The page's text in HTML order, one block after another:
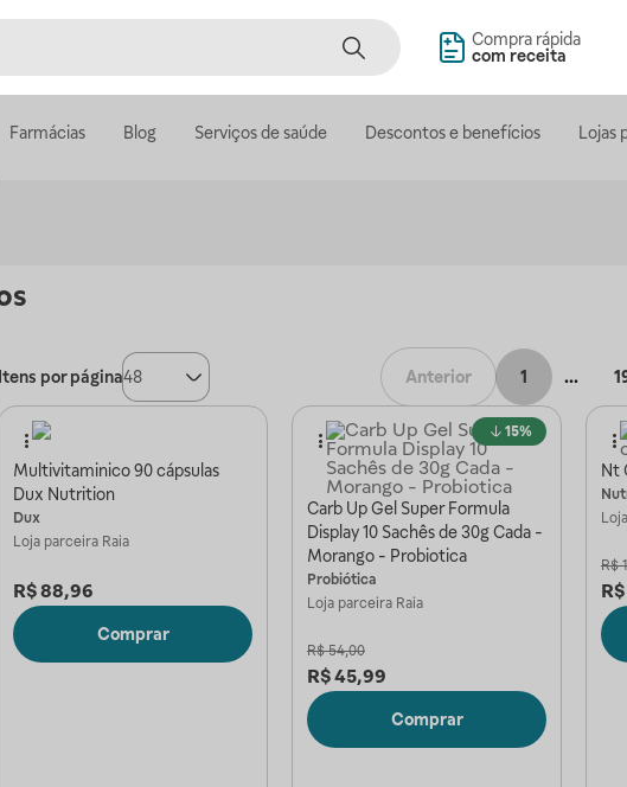
Compra rápida
com receita
Farmácias Blog Serviços de saúde Descontos e benefícios Lojas
Itens por página48 Anterior 1 ...
Multivitaminico 90 cápsulas
Dux Nutrition
Dux
Loja parceira Raia
R$88,96
Comprar
15%
Carb Up Gel Super Formula
Display 10 Sachês de 30g Cada -
Morango - Probiotica
Probiótica
Loja parceira Raia
R$ 54,00
R$45,99
Comprar
Nt
R$
R$